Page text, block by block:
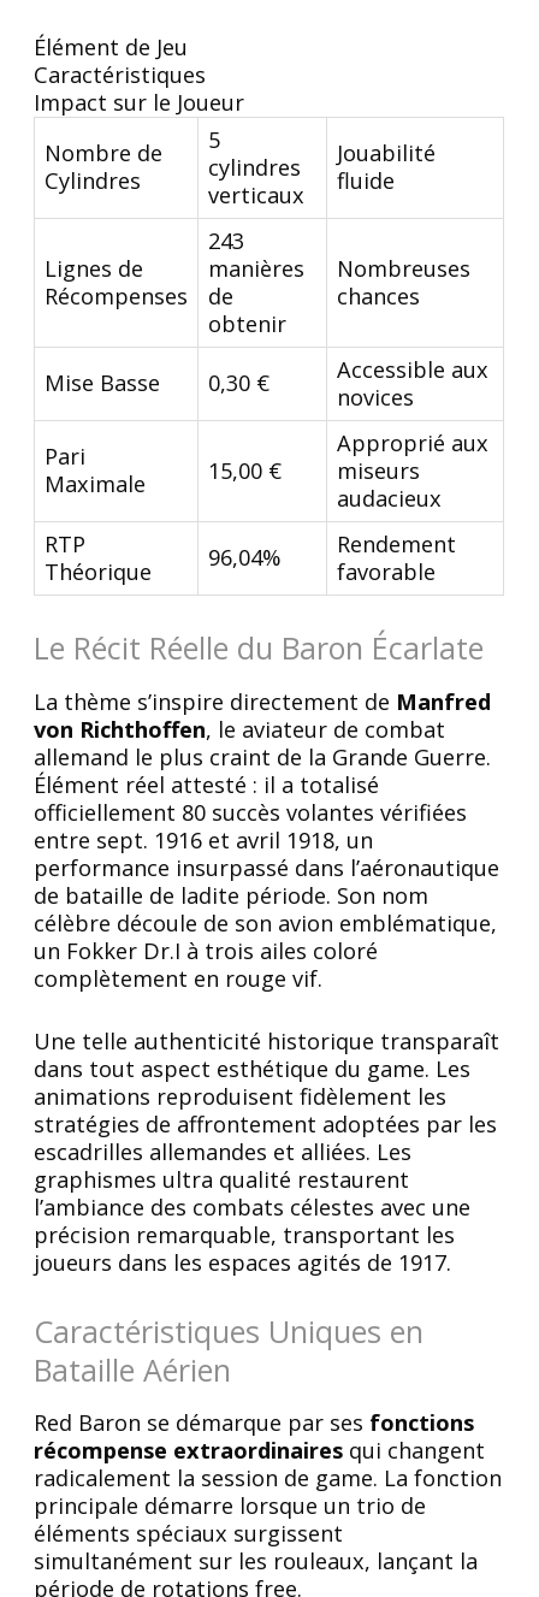
Élément de Jeu
Caractéristiques
Impact sur le Joueur
Nombre de
Cylindres
5
cylindres
verticaux
Jouabilité
fluide
Lignes de
Récompenses
243
manières
de
obtenir
Nombreuses
chances
Mise Basse 0,30 €
Accessible aux
novices
Pari
Maximale
15,00 €
Approprié aux
miseurs
audacieux
RTP
Théorique
96,04%
Rendement
favorable
Le Récit Réelle du Baron Écarlate
La thème s’inspire directement de Manfred
von Richthoffen, le aviateur de combat
allemand le plus craint de la Grande Guerre.
Élément réel attesté : il a totalisé
officiellement 80 succès volantes vérifiées
entre sept. 1916 et avril 1918, un
performance insurpassé dans l’aéronautique
de bataille de ladite période. Son nom
célèbre découle de son avion emblématique,
un Fokker Dr.I à trois ailes coloré
complètement en rouge vif.
Une telle authenticité historique transparaît
dans tout aspect esthétique du game. Les
animations reproduisent fidèlement les
stratégies de affrontement adoptées par les
escadrilles allemandes et alliées. Les
graphismes ultra qualité restaurent
l’ambiance des combats célestes avec une
précision remarquable, transportant les
joueurs dans les espaces agités de 1917.
Caractéristiques Uniques en
Bataille Aérien
Red Baron se démarque par ses fonctions
récompense extraordinaires qui changent
radicalement la session de game. La fonction
principale démarre lorsque un trio de
éléments spéciaux surgissent
simultanément sur les rouleaux, lançant la
période de rotations free.